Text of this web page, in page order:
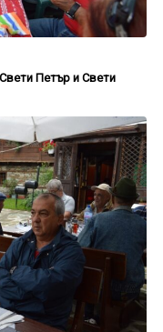
Петър и Свети